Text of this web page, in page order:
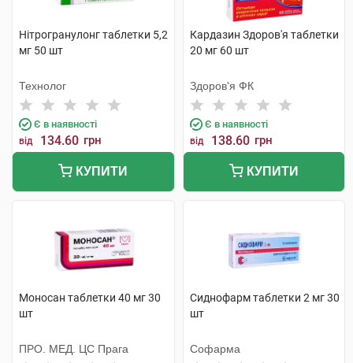
Нітрогранулонг таблетки 5,2
мг 50 шт
Технолог
Є в наявності
від 134.60 грн
КУПИТИ
Кардазин Здоров'я таблетки
20 мг 60 шт
Здоров'я ФК
Є в наявності
від 138.60 грн
КУПИТИ
Моносан таблетки 40 мг 30
шт
ПРО. МЕД. ЦС Прага
Сиднофарм таблетки 2 мг 30
шт
Софарма